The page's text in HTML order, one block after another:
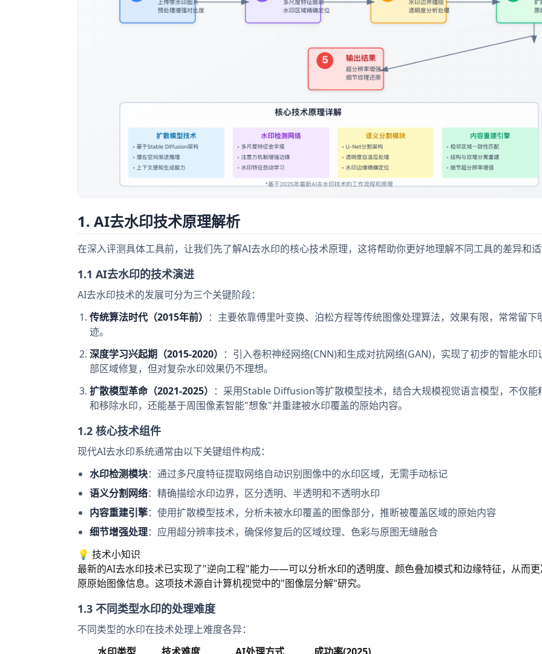
1. AI去水印技术原理解析
在深入评测具体工具前，让我们先了解AI去水印的核心技术原理，这将帮助你更好地理解不同工具的差异和适
1.1 AI去水印的技术演进
AI去水印技术的发展可分为三个关键阶段：
传统算法时代（2015年前） ：主要依靠傅里叶变换、泊松方程等传统图像处理算法，效果有限，常常留下
迹。
深度学习兴起期（2015-2020） ：引入卷积神经网络(CNN)和生成对抗网络(GAN)，实现了初步的智能水印
部区域修复，但对复杂水印效果仍不理想。
扩散模型革命（2021-2025） ：采用Stable Diffusion等扩散模型技术，结合大规模视觉语言模型，不仅能
和移除水印，还能基于周围像素智能"想象"并重建被水印覆盖的原始内容。
1.2 核心技术组件
现代AI去水印系统通常由以下关键组件构成：
水印检测模块：通过多尺度特征提取网络自动识别图像中的水印区域，无需手动标记
语义分割网络：精确描绘水印边界，区分透明、半透明和不透明水印
内容重建引擎：使用扩散模型技术，分析未被水印覆盖的图像部分，推断被覆盖区域的原始内容
细节增强处理：应用超分辨率技术，确保修复后的区域纹理、色彩与原图无缝融合
💡 技术小知识
最新的AI去水印技术已实现了"逆向工程"能力——可以分析水印的透明度、颜色叠加模式和边缘特征，从而
原原始图像信息。这项技术源自计算机视觉中的"图像层分解"研究。
1.3 不同类型水印的处理难度
不同类型的水印在技术处理上难度各异：